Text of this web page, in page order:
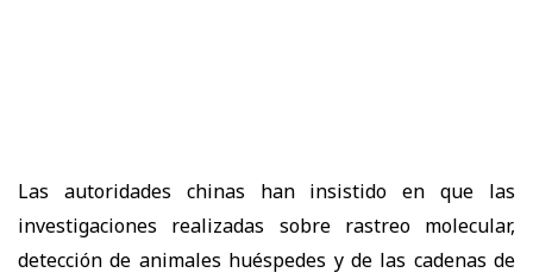
Las autoridades chinas han insistido en que las
investigaciones realizadas sobre rastreo molecular,
detección de animales huéspedes y de las cadenas de